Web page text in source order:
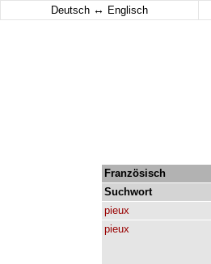
Deutsch ↔ Englisch
Französisch
Suchwort
pieux
pieux